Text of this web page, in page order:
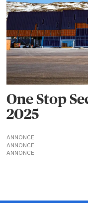
One Stop
2025
ANNONCE
ANNONCE
ANNONCE